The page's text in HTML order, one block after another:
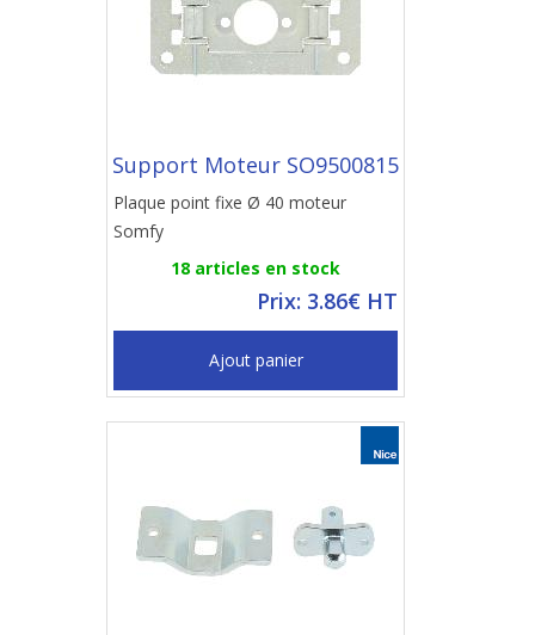
Support Moteur SO9500815
Plaque point fixe Ø 40 moteur
Somfy
18 articles en stock
Prix: 3.86€ HT
Ajout panier